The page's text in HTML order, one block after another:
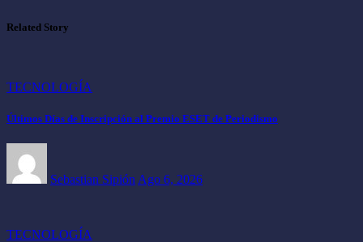
Related Story
TECNOLOGÍA
Últimos Días de Inscripción al Premio ESET de Periodismo
Sebastian Sipión Ago 6, 2026
TECNOLOGÍA